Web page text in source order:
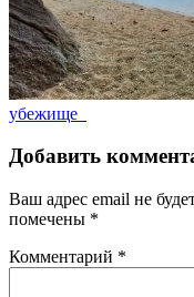
убежище
Добавить
Ваш адрес email не
помечены *
Комментарий *